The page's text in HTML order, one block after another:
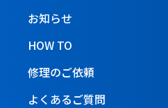
お知らせ
HOW TO
修理のご依頼
よくあるご質問